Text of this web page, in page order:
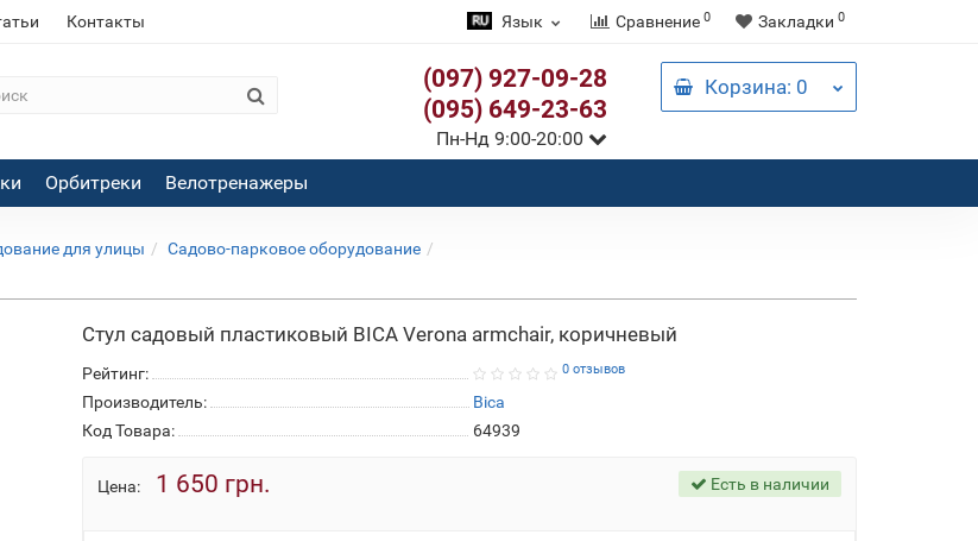
Контакты Язык Сравнение 0 Закладки 0
(097) 927-09-28
(095) 649-23-63
Пн-Нд 9:00-20:00
Корзина: 0
Орбитреки Велотренажеры
для улицы
Садово-парковое оборудование
Стул садовый пластиковый BICA Verona armchair, коричневый
Рейтинг: 0 отзывов
Производитель:
Bica
Код Товара:
64939
Цена: 1 650 грн. Есть в наличии